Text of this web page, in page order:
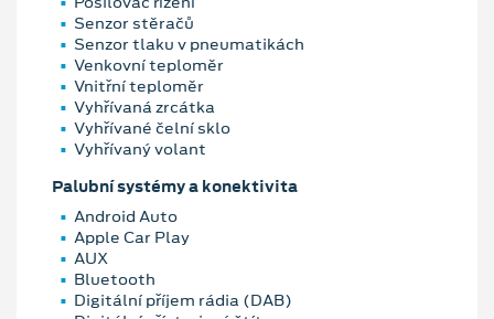
Senzor stěračů
Senzor tlaku v pneumatikách
Venkovní teploměr
Vnitřní teploměr
Vyhřívaná zrcátka
Vyhřívané čelní sklo
Vyhřívaný volant
Palubní systémy a konektivita
Android Auto
Apple Car Play
AUX
Bluetooth
Digitální příjem rádia (DAB)